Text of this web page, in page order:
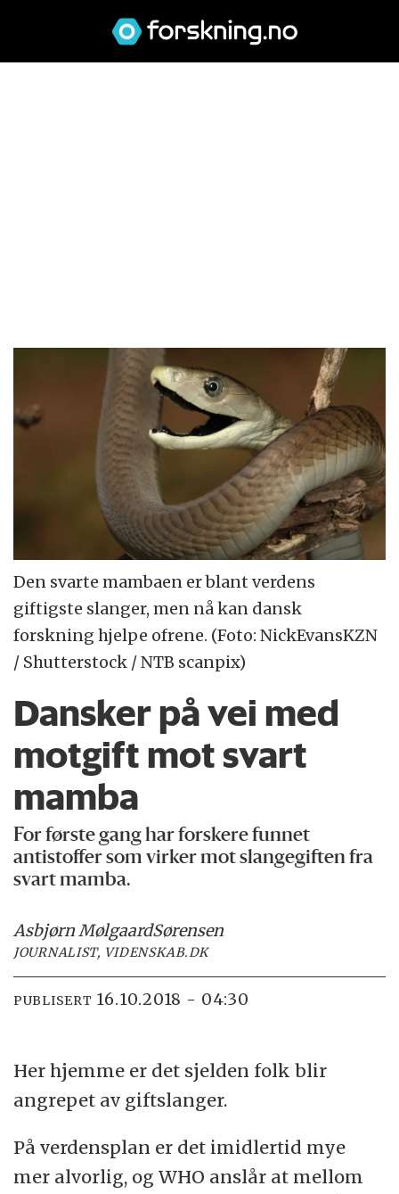
Den svarte mambaen er blant verdens
giftigste slanger, men nå kan dansk
forskning hjelpe ofrene. (Foto: NickEvansKZN
/ Shutterstock / NTB scanpix)
Dansker på vei med
motgift mot svart
mamba
For første gang har forskere funnet
antistoffer som virker mot slangegiften fra
svart mamba.
Asbjørn MølgaardSørensen
JOURNALIST, VIDENSKAB.DK
PUBLISERT 16.10.2018 - 04:30
Her hjemme er det sjelden folk blir
angrepet av giftslanger.
På verdensplan er det imidlertid mye
mer alvorlig, og WHO anslår at mellom